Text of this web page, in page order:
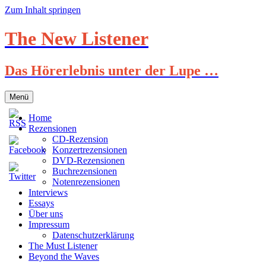
Zum Inhalt springen
The New Listener
Das Hörerlebnis unter der Lupe …
Menü
Home
Rezensionen
CD-Rezension
Konzertrezensionen
DVD-Rezensionen
Buchrezensionen
Notenrezensionen
Interviews
Essays
Über uns
Impressum
Datenschutzerklärung
The Must Listener
Beyond the Waves